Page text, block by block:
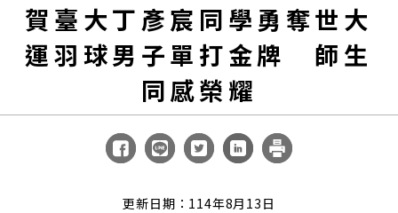
賀臺大丁彥宸同學勇奪世大
運羽球男子單打金牌 師生
同感榮耀
更新日期：114年8月13日